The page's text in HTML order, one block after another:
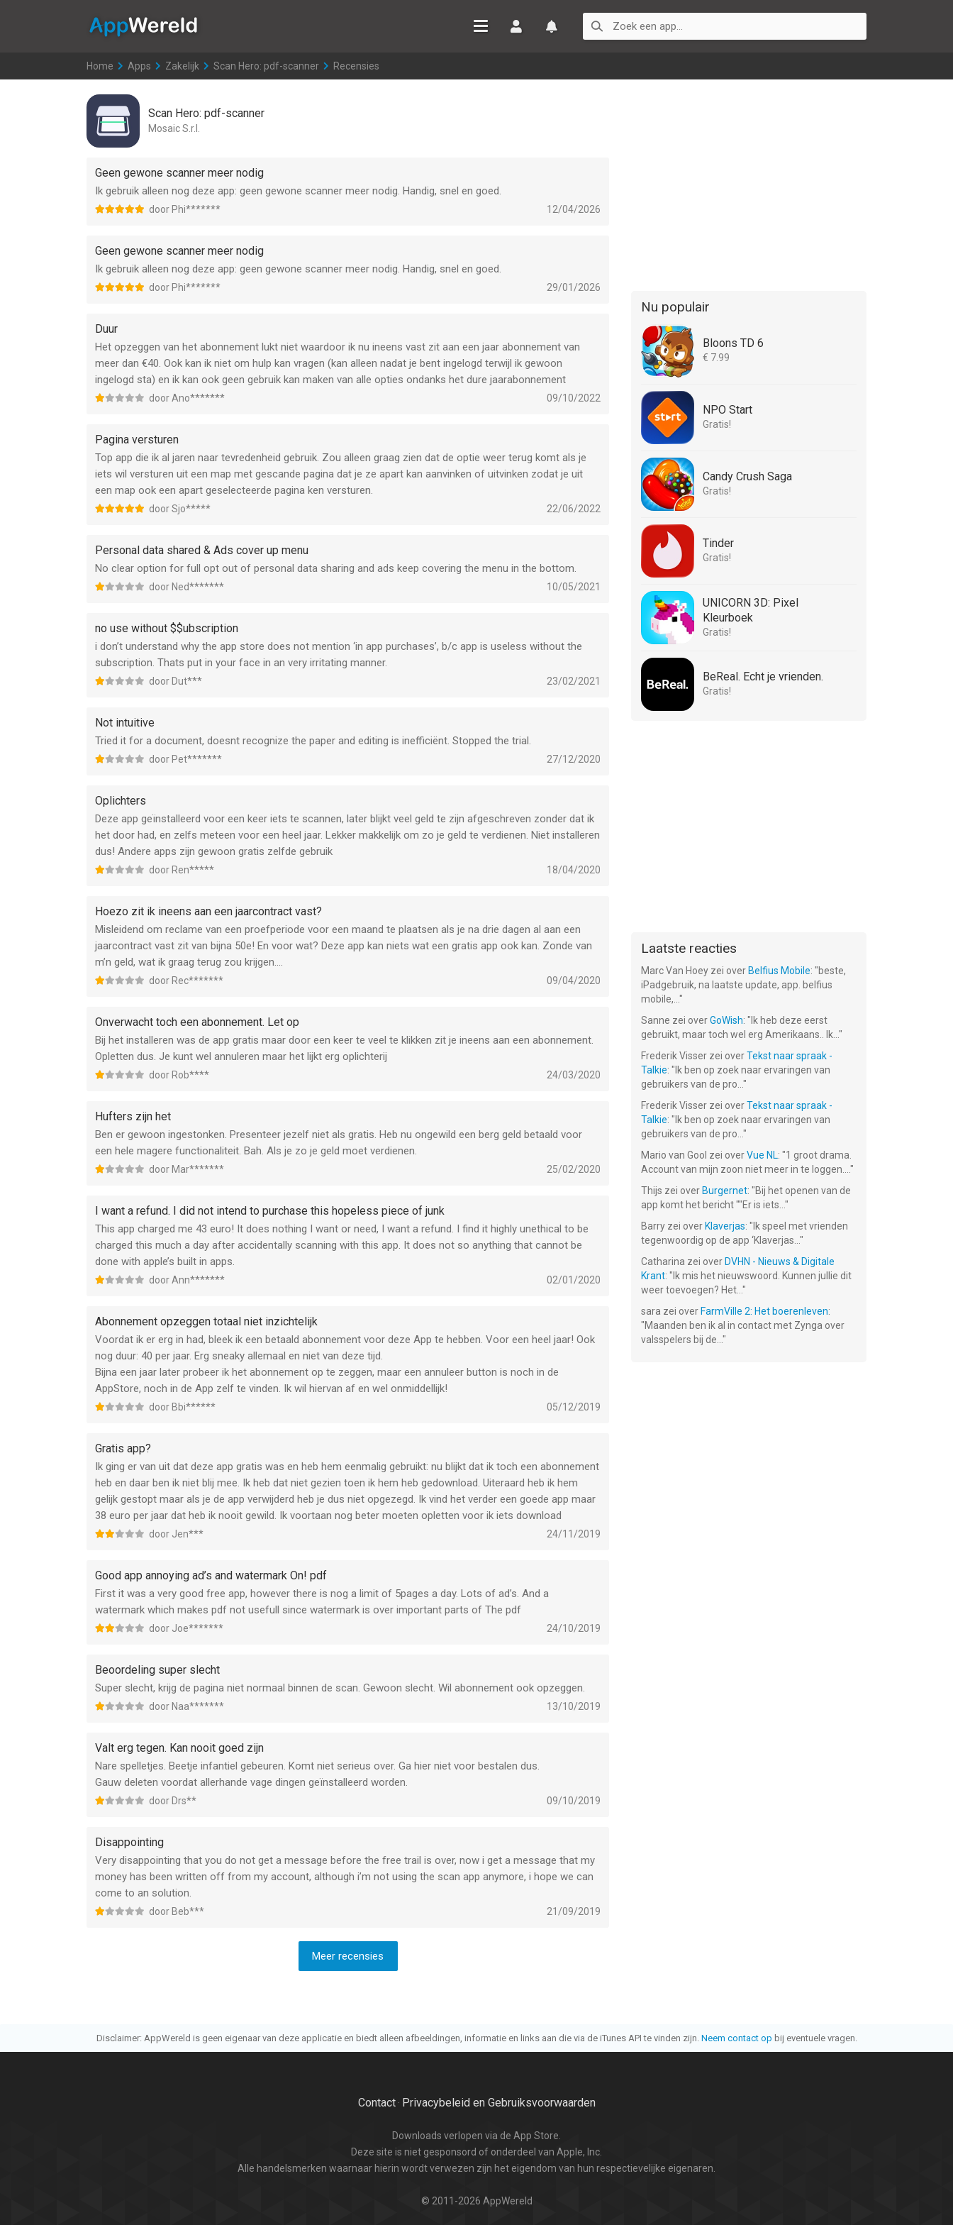
Home >
Apps >
Zakelijk >
Scan Hero: pdf-scanner >
Recensies
Scan Hero: pdf-scanner
Mosaic S.r.l.
Geen gewone scanner meer nodig
Ik gebruik alleen nog deze app: geen gewone scanner meer nodig. Handig, snel en goed.
door Phi******* 12/04/2026
Geen gewone scanner meer nodig
Ik gebruik alleen nog deze app: geen gewone scanner meer nodig. Handig, snel en goed.
door Phi******* 29/01/2026
Duur
Het opzeggen van het abonnement lukt niet waardoor ik nu ineens vast zit aan een jaar abonnement van
meer dan €40. Ook kan ik niet om hulp kan vragen (kan alleen nadat je bent ingelogd terwijl ik gewoon
ingelogd sta) en ik kan ook geen gebruik kan maken van alle opties ondanks het dure jaarabonnement
door Ano******* 09/10/2022
Pagina versturen
Top app die ik al jaren naar tevredenheid gebruik. Zou alleen graag zien dat de optie weer terug komt als je
iets wil versturen uit een map met gescande pagina dat je ze apart kan aanvinken of uitvinken zodat je uit
een map ook een apart geselecteerde pagina ken versturen.
door Sjo***** 22/06/2022
Personal data shared & Ads cover up menu
No clear option for full opt out of personal data sharing and ads keep covering the menu in the bottom.
door Ned******* 10/05/2021
no use without $$ubscription
i don’t understand why the app store does not mention ‘in app purchases’, b/c app is useless without the
subscription. Thats put in your face in an very irritating manner.
door Dut*** 23/02/2021
Not intuitive
Tried it for a document, doesnt recognize the paper and editing is inefficiënt. Stopped the trial.
door Pet******* 27/12/2020
Oplichters
Deze app geïnstalleerd voor een keer iets te scannen, later blijkt veel geld te zijn afgeschreven zonder dat ik
het door had, en zelfs meteen voor een heel jaar. Lekker makkelijk om zo je geld te verdienen. Niet installeren
dus! Andere apps zijn gewoon gratis zelfde gebruik
door Ren***** 18/04/2020
Hoezo zit ik ineens aan een jaarcontract vast?
Misleidend om reclame van een proefperiode voor een maand te plaatsen als je na drie dagen al aan een
jaarcontract vast zit van bijna 50e! En voor wat? Deze app kan niets wat een gratis app ook kan. Zonde van
m’n geld, wat ik graag terug zou krijgen....
door Rec******* 09/04/2020
Onverwacht toch een abonnement. Let op
Bij het installeren was de app gratis maar door een keer te veel te klikken zit je ineens aan een abonnement.
Opletten dus. Je kunt wel annuleren maar het lijkt erg oplichterij
door Rob**** 24/03/2020
Hufters zijn het
Ben er gewoon ingestonken. Presenteer jezelf niet als gratis. Heb nu ongewild een berg geld betaald voor
een hele magere functionaliteit. Bah. Als je zo je geld moet verdienen.
door Mar******* 25/02/2020
I want a refund. I did not intend to purchase this hopeless piece of junk
This app charged me 43 euro! It does nothing I want or need, I want a refund. I find it highly unethical to be
charged this much a day after accidentally scanning with this app. It does not so anything that cannot be
done with apple’s built in apps.
door Ann******* 02/01/2020
Abonnement opzeggen totaal niet inzichtelijk
Voordat ik er erg in had, bleek ik een betaald abonnement voor deze App te hebben. Voor een heel jaar! Ook
nog duur: 40 per jaar. Erg sneaky allemaal en niet van deze tijd.
Bijna een jaar later probeer ik het abonnement op te zeggen, maar een annuleer button is noch in de
AppStore, noch in de App zelf te vinden. Ik wil hiervan af en wel onmiddellijk!
door Bbi****** 05/12/2019
Gratis app?
Ik ging er van uit dat deze app gratis was en heb hem eenmalig gebruikt: nu blijkt dat ik toch een abonnement
heb en daar ben ik niet blij mee. Ik heb dat niet gezien toen ik hem heb gedownload. Uiteraard heb ik hem
gelijk gestopt maar als je de app verwijderd heb je dus niet opgezegd. Ik vind het verder een goede app maar
38 euro per jaar dat heb ik nooit gewild. Ik voortaan nog beter moeten opletten voor ik iets download
door Jen*** 24/11/2019
Good app annoying ad’s and watermark On! pdf
First it was a very good free app, however there is nog a limit of 5pages a day. Lots of ad’s. And a
watermark which makes pdf not usefull since watermark is over important parts of The pdf
door Joe******* 24/10/2019
Beoordeling super slecht
Super slecht, krijg de pagina niet normaal binnen de scan. Gewoon slecht. Wil abonnement ook opzeggen.
door Naa******* 13/10/2019
Valt erg tegen. Kan nooit goed zijn
Nare spelletjes. Beetje infantiel gebeuren. Komt niet serieus over. Ga hier niet voor bestalen dus.
Gauw deleten voordat allerhande vage dingen geïnstalleerd worden.
door Drs** 09/10/2019
Disappointing
Very disappointing that you do not get a message before the free trail is over, now i get a message that my
money has been written off from my account, although i’m not using the scan app anymore, i hope we can
come to an solution.
door Beb*** 21/09/2019
Meer recensies
Nu populair
Bloons TD 6
€ 7.99
NPO Start
Gratis!
Candy Crush Saga
Gratis!
Tinder
Gratis!
UNICORN 3D: Pixel
Kleurboek
Gratis!
BeReal. Echt je vrienden.
Gratis!
Laatste reacties
Marc Van Hoey zei over Belfius Mobile: "beste,
iPadgebruik, na laatste update, app. belfius
mobile,... "
Sanne zei overGoWish: " Ik heb deze eerst
gebruikt, maar toch wel erg Amerikaans.. Ik... "
Frederik Visser zei overTekst naar spraak -
Talkie: " Ik ben op zoek naar ervaringen van
gebruikers van de pro... "
Frederik Visser zei overTekst naar spraak -
Talkie: " Ik ben op zoek naar ervaringen van
gebruikers van de pro... "
Mario van Gool zei overVue NL: "1 groot drama.
Account van mijn zoon niet meer in te loggen.... "
Thijs zei over Burgernet: "Bij het openen van de
app komt het bericht ""Er is iets... "
Barry zei over Klaverjas: " Ik speel met vrienden
tegenwoordig op de app ‘Klaverjas... "
Catharina zei over DVHN - Nieuws & Digitale
Krant: " Ik mis het nieuwswoord. Kunnen jullie dit
weer toevoegen? Het... "
sara zei over FarmVille 2: Het boerenleven:
"Maanden ben ik al in contact met Zynga over
valsspelers bij de... "
Disclaimer: AppWereld is geen eigenaar van deze applicatie en biedt alleen afbeeldingen, informatie en links aan die via de iTunes API te vinden zijn. Neem contact op bij eventuele vragen.
Contact· Privacybeleid en Gebruiksvoorwaarden
Downloads verlopen via de App Store.
Deze site is niet gesponsord of onderdeel van Apple, Inc.
Alle handelsmerken waarnaar hierin wordt verwezen zijn het eigendom van hun respectievelijke eigenaren.
© 2011-2026 AppWereld